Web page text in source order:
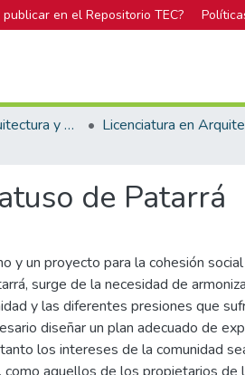
publicar en el Repositorio TEC?
Escuela de Arquitectura y Urbanismo
de Patarrá
y un proyecto para la cohesión
surge de la necesidad de
y las diferentes presiones que
diseñar un plan adecuado de
los intereses de la comunidad